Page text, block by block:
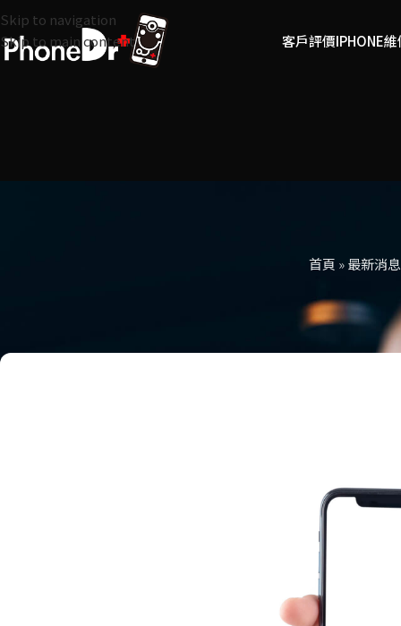
Skip to navigation
Skip to main content
客戶評價IPHONE
首頁 »最新消息
3分鐘教您延長iPhone
愛瘋